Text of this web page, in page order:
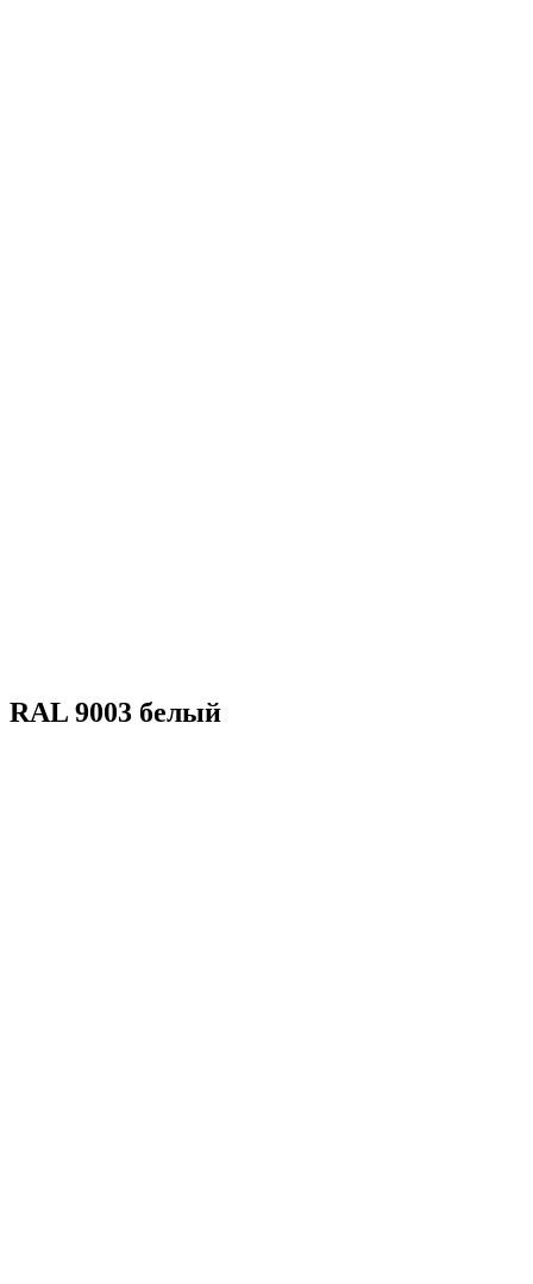
RAL 9003 белый